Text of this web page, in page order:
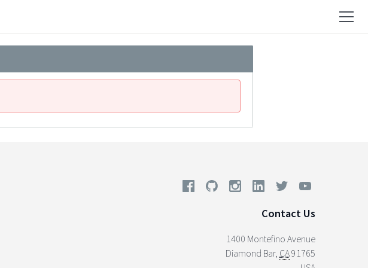
Contact Us
1400 Montefino Avenue
Diamond Bar, CA91765